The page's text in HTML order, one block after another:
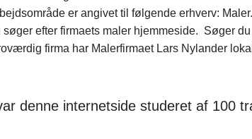
er angivet til følgende erhverv:
søger efter firmaets maler hjemmeside. Søger
firma har Malerfirmaet Lars Nylander
denne internetside studeret af 100